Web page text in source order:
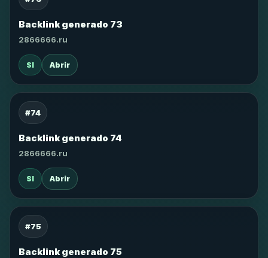
Backlink generado 73
2866666.ru
SI Abrir
#74
Backlink generado 74
2866666.ru
SI Abrir
#75
Backlink generado 75